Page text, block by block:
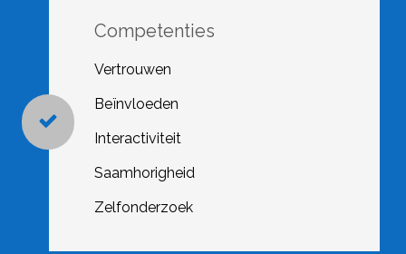
Competenties
Vertrouwen
Beïnvloeden
Interactiviteit
Saamhorigheid
Zelfonderzoek